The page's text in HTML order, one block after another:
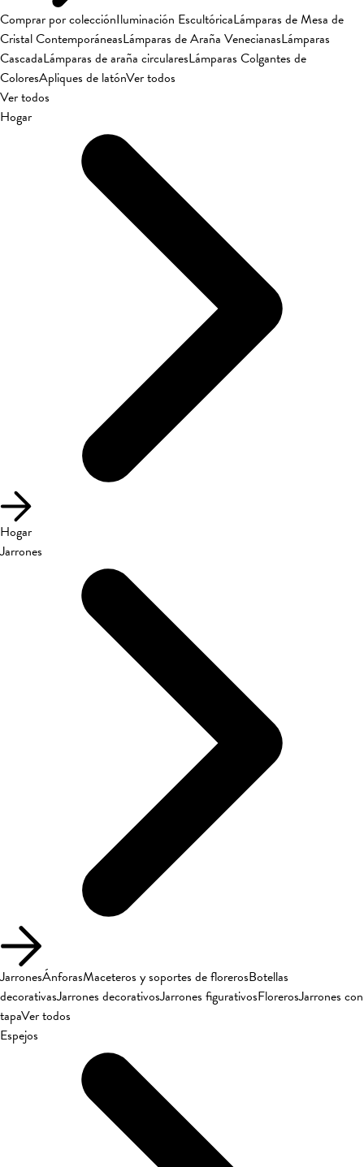
Comprar por colecciónIluminación EscultóricaLámparas de Mesa de
Cristal ContemporáneasLámparas de Araña VenecianasLámparas
CascadaLámparas de araña circularesLámparas Colgantes de
ColoresApliques de latónVer todos
Ver todos
Hogar
Hogar
Jarrones
JarronesÁnforasMaceteros y soportes de florerosBotellas
decorativasJarrones decorativosJarrones figurativosFlorerosJarrones con
tapaVer todos
Espejos